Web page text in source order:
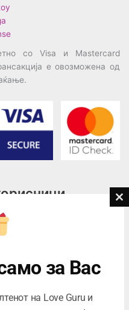
со Visa и Mastercard
е овозможена од
076945498
10-18
за Вас
на Love Guru и